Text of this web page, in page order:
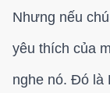
Nhưng nếu
yêu thích của
nghe nó. Đó là